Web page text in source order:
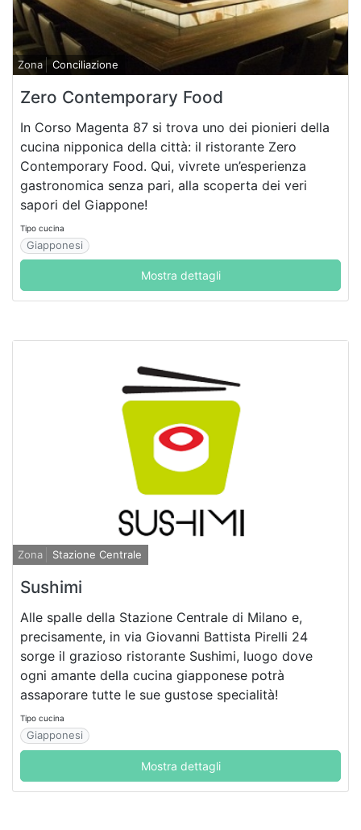
Zona Conciliazione
Zero Contemporary Food
In Corso Magenta 87 si trova uno dei pionieri della
cucina nipponica della città: il ristorante Zero
Contemporary Food. Qui, vivrete un’esperienza
gastronomica senza pari, alla scoperta dei veri
sapori del Giappone!
Tipo cucina
Giapponesi
Mostra dettagli
Zona Stazione Centrale
Sushimi
Alle spalle della Stazione Centrale di Milano e,
precisamente, in via Giovanni Battista Pirelli 24
sorge il grazioso ristorante Sushimi, luogo dove
ogni amante della cucina giapponese potrà
assaporare tutte le sue gustose specialità!
Tipo cucina
Giapponesi
Mostra dettagli